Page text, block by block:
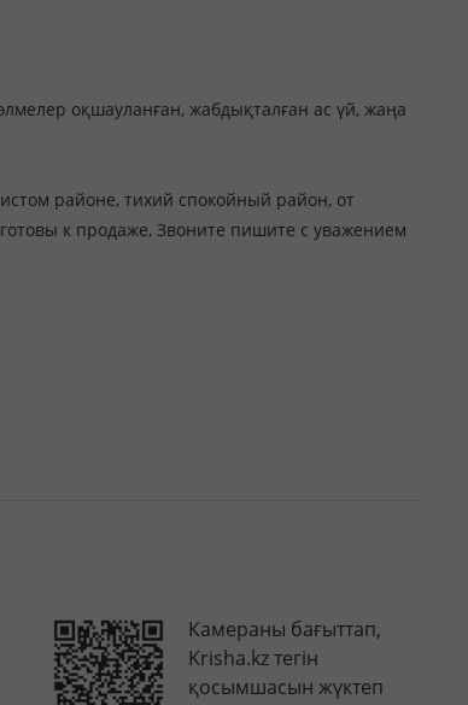
оқшауланған, жабдықталған ас үй, жаңа
районе, тихий спокойный район, от
к продаже, Звоните пишите с уважением
Камераны бағыттап,
Krisha.kz тегін
қосымшасын жүктеп